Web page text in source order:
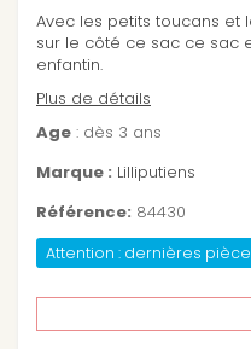
Avec les petits toucans et
sur le côté ce sac ce sac
enfantin.
Plus de détails
Age : dès 3 ans
Marque : Lilliputiens
Référence: 84430
Attention : dernières